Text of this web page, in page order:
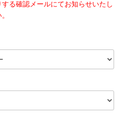
る確認メールにてお知らせいたし